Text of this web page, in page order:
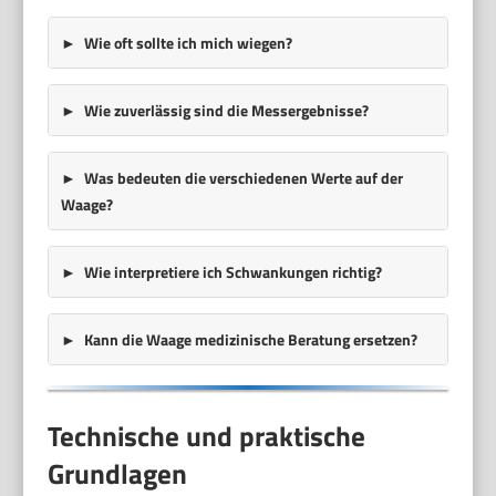
Wie oft sollte ich mich wiegen?
Wie zuverlässig sind die Messergebnisse?
Was bedeuten die verschiedenen Werte auf der
Waage?
Wie interpretiere ich Schwankungen richtig?
Kann die Waage medizinische Beratung ersetzen?
Technische und praktische
Grundlagen